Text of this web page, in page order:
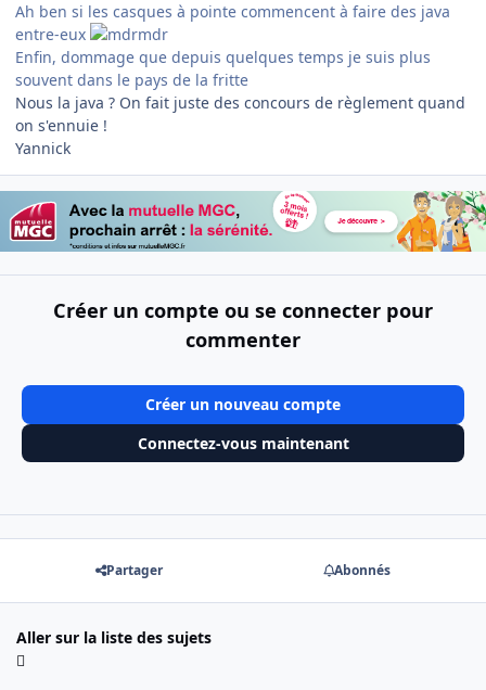
Ah ben si les casques à pointe commencent à faire des java
entre-eux
Enfin, dommage que depuis quelques temps je suis plus
souvent dans le pays de la fritte
Nous la java ? On fait juste des concours de règlement quand
on s'ennuie !
Yannick
Créer un compte ou se connecter pour
commenter
Créer un nouveau compte
Connectez-vous maintenant
Partager Abonnés
Aller sur la liste des sujets